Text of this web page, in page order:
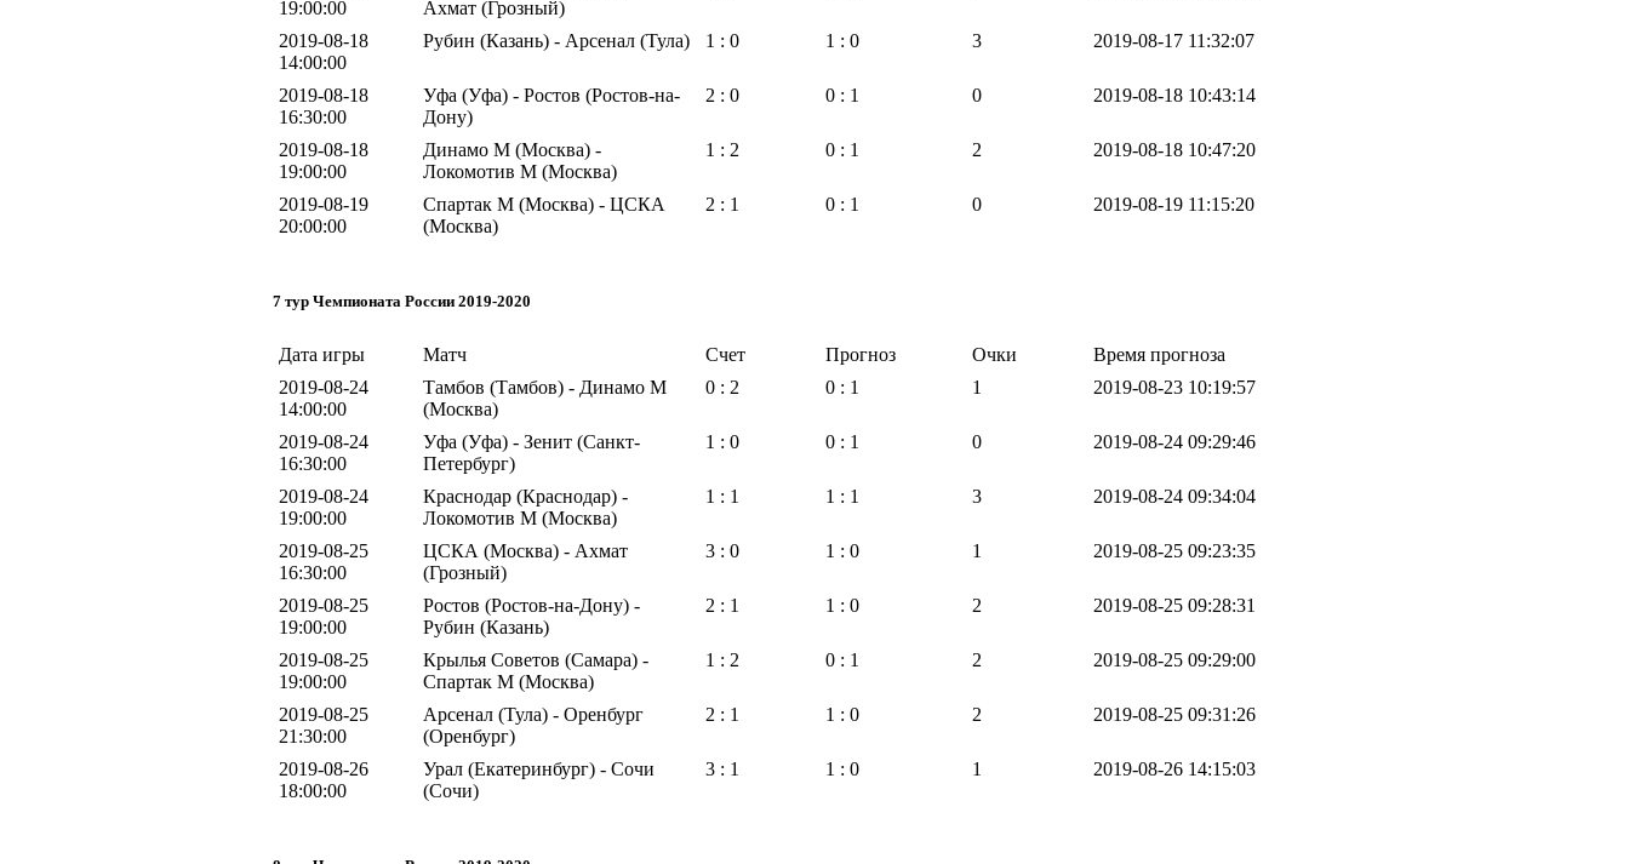
19:00:00
Ахмат (Грозный)
2019-08-18
14:00:00
Рубин (Казань) - Арсенал (Тула) 1 : 0 1 : 0 3 2019-08-17 11:32:07
2019-08-18
16:30:00
Уфа (Уфа) - Ростов (Ростов-на-
Дону)
2 : 0 0 : 1 0 2019-08-18 10:43:14
2019-08-18
19:00:00
Динамо М (Москва) -
Локомотив М (Москва)
1 : 2 0 : 1 2 2019-08-18 10:47:20
2019-08-19
20:00:00
Спартак М (Москва) - ЦСКА
(Москва)
2 : 1 0 : 1 0 2019-08-19 11:15:20
7 тур Чемпионата России 2019-2020
Дата игры Матч Счет Прогноз Очки
Время прогноза
2019-08-24
14:00:00
Тамбов (Тамбов) - Динамо М
(Москва)
0 : 2 0 : 1 1 2019-08-23 10:19:57
2019-08-24
16:30:00
Уфа (Уфа) - Зенит (Санкт-
Петербург)
1 : 0 0 : 1 0 2019-08-24 09:29:46
2019-08-24
19:00:00
Краснодар (Краснодар) -
Локомотив М (Москва)
1 : 1 1 : 1 3 2019-08-24 09:34:04
2019-08-25
16:30:00
ЦСКА (Москва) - Ахмат
(Грозный)
3 : 0 1 : 0 1 2019-08-25 09:23:35
2019-08-25
19:00:00
Ростов (Ростов-на-Дону) -
Рубин (Казань)
2 : 1 1 : 0 2 2019-08-25 09:28:31
2019-08-25
19:00:00
Крылья Советов (Самара) -
Спартак М (Москва)
1 : 2 0 : 1 2 2019-08-25 09:29:00
2019-08-25
21:30:00
Арсенал (Тула) - Оренбург
(Оренбург)
2 : 1 1 : 0 2 2019-08-25 09:31:26
2019-08-26
18:00:00
Урал (Екатеринбург) - Сочи
(Сочи)
3 : 1 1 : 0 1 2019-08-26 14:15:03